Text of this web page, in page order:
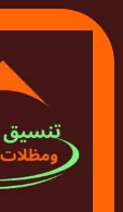
تخطى
إلى